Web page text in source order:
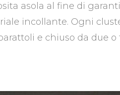
asola al fine di
incollante. Ogni
e chiuso da due